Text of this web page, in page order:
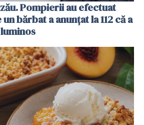
Pompierii au efectuat
bărbat a anunțat la 112 că a